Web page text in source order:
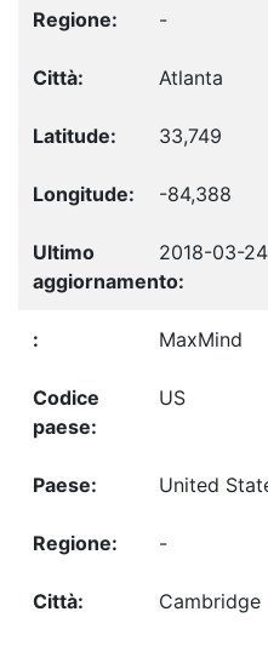
-
Atlanta
33,749
-84,388
2018-03-24
MaxMind
US
United
-
Cambridge